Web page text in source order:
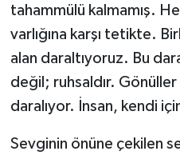
tahammülü kalmamış.
varlığına karşı tetikte.
alan daraltıyoruz. Bu
değil; ruhsaldır.
daralıyor. İnsan, kendi
Sevginin önüne çekilen